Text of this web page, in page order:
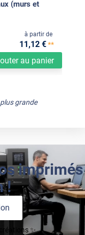
(murs et
au panier
à partir de
11,12 €**
grande
imprimés
!
✨